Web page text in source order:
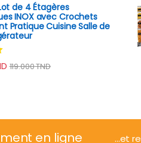
de 4 Étagères
INOX avec Crochets
Pratique Cuisine Salle de
119.000TND
en ligne ...et